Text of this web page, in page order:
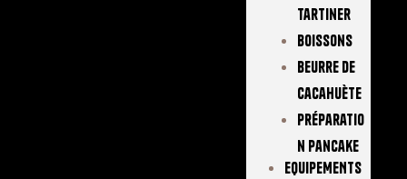
Tartiner
Boissons
Beurre De
Cacahuète
Préparatio
N Pancake
EQUIPEMENTS